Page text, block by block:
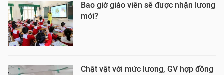
Bao giờ giáo viên sẽ được nhận lương
mới?
Chật vật với mức lương, GV hợp đồng